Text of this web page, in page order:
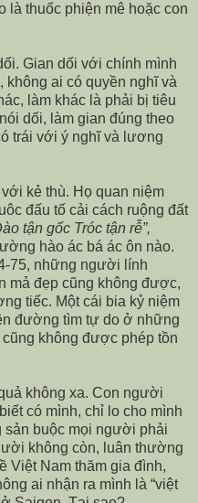
là thuốc phiện mê hoặc con
Gian dối với chính mình
ai có quyền nghĩ và
làm khác là phải bị tiêu
dối, làm gian đúng theo
trái với ý nghĩ và lương
kẻ thù. Họ quan niệm
đấu tố cải cách ruộng đất
tận gốc Tróc tận rễ”,
hào ác bá ác ôn nào.
75, những người lính
mả đẹp cũng không được,
tiếc. Một cái bia kỷ niệm
đường tìm tự do ở những
không được phép tồn
không xa. Con người
có mình, chỉ lo cho mình
buộc mọi người phải
không còn, luân thường
Việt Nam thăm gia đình,
ai nhận ra mình là “việt